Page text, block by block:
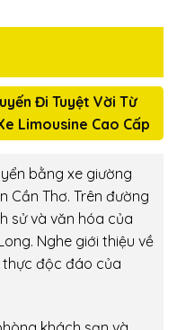
Đi Tuyệt Vời Từ
Limousine Cao Cấp
bằng xe giường
Cần Thơ. Trên đường
sử và văn hóa của
Nghe giới thiệu về
độc đáo của